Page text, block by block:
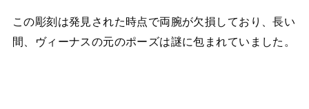
この彫刻は発見された時点で両腕が欠損しており、長い
間、ヴィーナスの元のポーズは謎に包まれていました。